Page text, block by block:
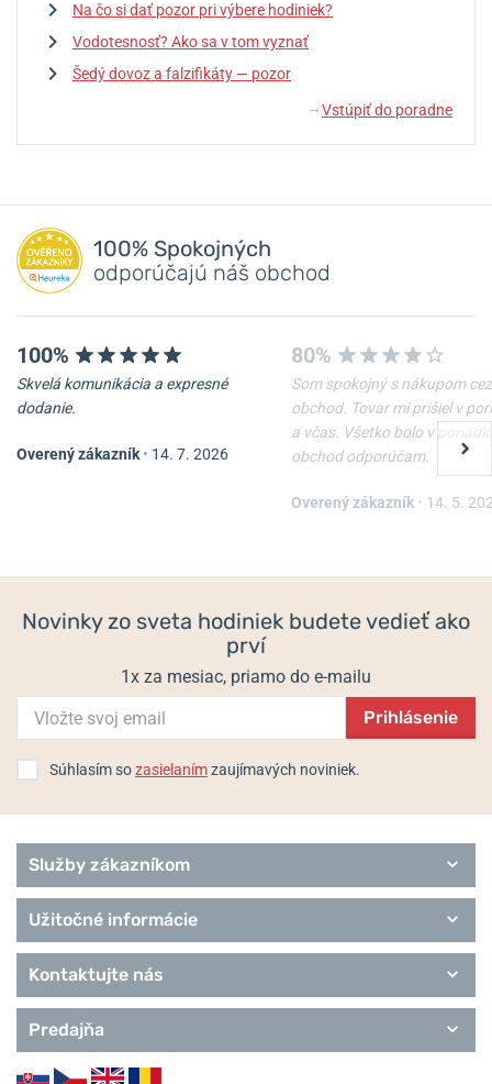
Na čo si dať pozor pri výbere hodiniek?
Vodotesnosť? Ako sa v tom vyznať
Šedý dovoz a falzifikáty — pozor
↓ Vstúpiť do poradne
100% Spokojných
odporúčajú náš obchod
100%
Skvelá komunikácia a expresné
dodanie.
Overený zákazník • 14. 7. 2026
80%
Som spokojný s nákupom cez
obchod. Tovar mi prišiel v
a včas. Všetko bolo v
obchod odporúčam.
Overený zákazník • 14. 5.
Novinky zo sveta hodiniek budete vedieť ako
prví
1x za mesiac, priamo do e-mailu
Prihlásenie
Súhlasím sozasielanímzaujímavých noviniek.
Služby zákazníkom
Užitočné informácie
Kontaktujte nás
Predajňa